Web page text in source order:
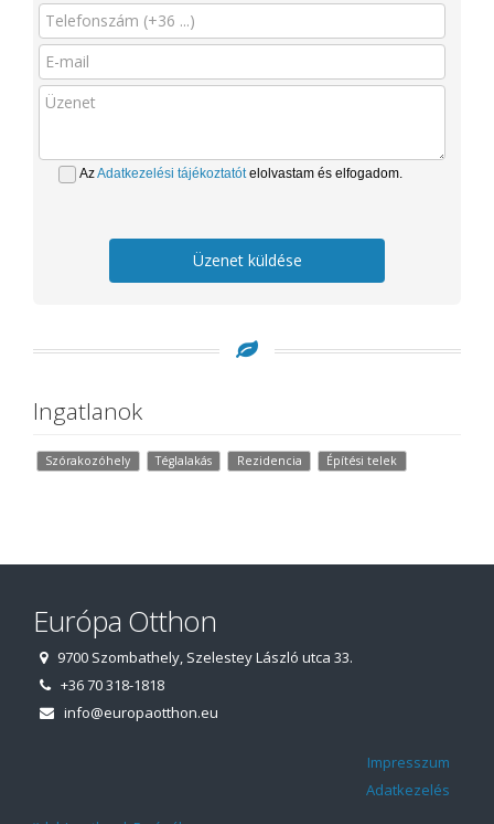
AzAdatkezelési tájékoztatótelolvastam és elfogadom.
Üzenet küldése
Ingatlanok
Szórakozóhely Téglalakás Rezidencia Építési telek
Európa Otthon
9700 Szombathely, Szelestey László utca 33.
+36 70 318-1818
info@europaotthon.eu
Impresszum
Adatkezelés